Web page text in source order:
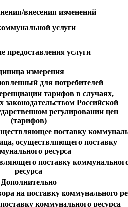
внесения изменений
услуги
предоставления услуги
измерения
для потребителей
тарифов в случаях,
законодательством Российской
регулировании цен
(тарифов)
поставку
осуществляющего поставку
ресурса
поставку
ресурса
Дополнительно
на поставку коммунального
коммунального ресурса